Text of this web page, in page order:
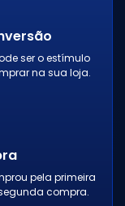
ser o estímulo
na sua loja.
pela primeira
compra.